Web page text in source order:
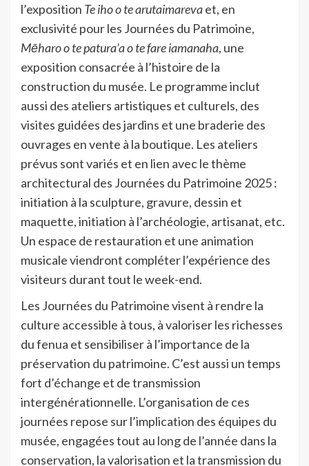
l’exposition Te iho o te arutaimarevaet, en
exclusivité pour les Journées du Patrimoine,
Mēharo o te patura’a o te fare iamanaha, une
exposition consacrée à l’histoire de la
construction du musée. Le programme inclut
aussi des ateliers artistiques et culturels, des
visites guidées des jardins et une braderie des
ouvrages en vente à la boutique. Les ateliers
prévus sont variés et en lien avec le thème
architectural des Journées du Patrimoine 2025 :
initiation à la sculpture, gravure, dessin et
maquette, initiation à l’archéologie, artisanat, etc.
Un espace de restauration et une animation
musicale viendront compléter l’expérience des
visiteurs durant tout le week-end.
Les Journées du Patrimoine visent à rendre la
culture accessible à tous, à valoriser les richesses
du fenua et sensibiliser à l’importance de la
préservation du patrimoine. C’est aussi un temps
fort d’échange et de transmission
intergénérationnelle. L’organisation de ces
journées repose sur l’implication des équipes du
musée, engagées tout au long de l’année dans la
conservation, la valorisation et la transmission du